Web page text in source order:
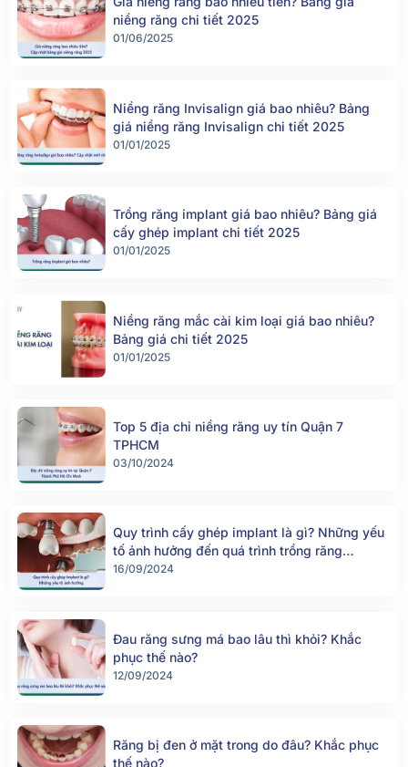
niềng răng chi tiết 2025
01/06/2025
Niềng răng Invisalign giá bao nhiêu? Bảng
giá niềng răng Invisalign chi tiết 2025
01/01/2025
Trồng răng implant giá bao nhiêu? Bảng giá
cấy ghép implant chi tiết 2025
01/01/2025
Niềng răng mắc cài kim loại giá bao nhiêu?
Bảng giá chi tiết 2025
01/01/2025
Top 5 địa chỉ niềng răng uy tín Quận 7
TPHCM
03/10/2024
Quy trình cấy ghép implant là gì? Những yếu
tố ảnh hưởng đến quá trình trồng răng
implant
16/09/2024
Đau răng sưng má bao lâu thì khỏi? Khắc
phục thế nào?
12/09/2024
Răng bị đen ở mặt trong do đâu? Khắc phục
thế nào?